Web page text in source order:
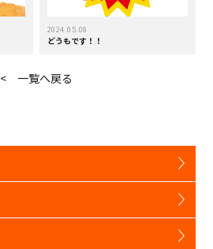
2024.05.08
どうもです！！
< 一覧へ戻る